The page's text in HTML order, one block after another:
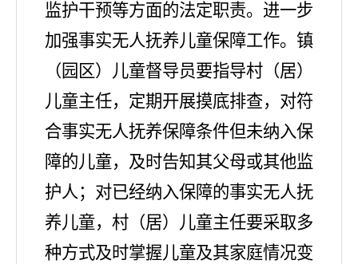
监护干预等方面的法定职责。 进一步
加强事实无人抚养儿童保障工作。 镇
（园区）儿童督导员要指导村（居）
儿童主任，定期开展摸底排查，对符
合事实无人抚养保障条件但未纳入保
障的儿童，及时告知其父母或其他监
护人；对已经纳入保障的事实无人抚
养儿童，村（居）儿童主任要采取多
种方式及时掌握儿童及其家庭情况变